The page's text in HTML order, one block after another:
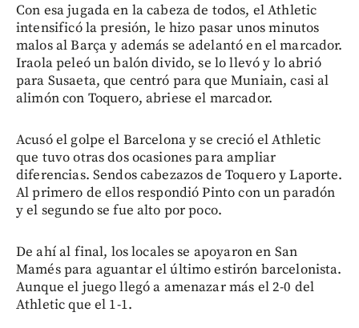
Con esa jugada en la cabeza de todos, el Athletic
intensificó la presión, le hizo pasar unos minutos
malos al Barça y además se adelantó en el marcador.
Iraola peleó un balón divido, se lo llevó y lo abrió
para Susaeta, que centró para que Muniain, casi al
alimón con Toquero, abriese el marcador.
Acusó el golpe el Barcelona y se creció el Athletic
que tuvo otras dos ocasiones para ampliar
diferencias. Sendos cabezazos de Toquero y Laporte.
Al primero de ellos respondió Pinto con un paradón
y el segundo se fue alto por poco.
De ahí al final, los locales se apoyaron en San
Mamés para aguantar el último estirón barcelonista.
Aunque el juego llegó a amenazar más el 2-0 del
Athletic que el 1-1.